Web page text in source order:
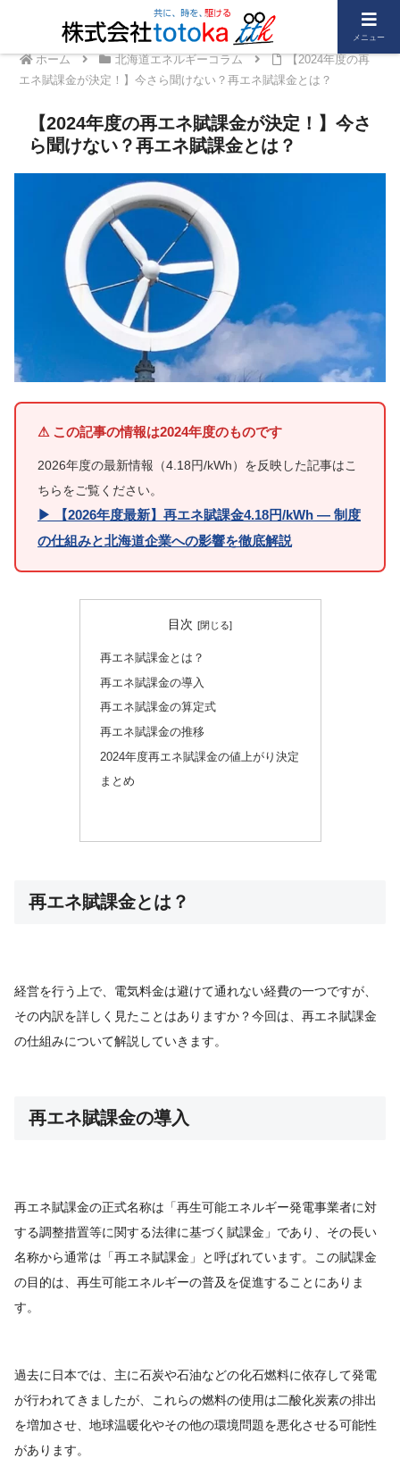
ホーム 北海道エネルギーコラム
【2024年度の再
エネ賦課金が決定！】今さら聞けない？再エネ賦課金とは？
【2024年度の再エネ賦課金が決定！】今さ
ら聞けない？再エネ賦課金とは？
⚠ この記事の情報は2024年度のものです
2026年度の最新情報（4.18円/kWh）を反映した記事はこ
ちらをご覧ください。
▶ 【2026年度最新】再エネ賦課金4.18円/kWh ― 制度
の仕組みと北海道企業への影響を徹底解説
目次
再エネ賦課金とは？
再エネ賦課金の導入
再エネ賦課金の算定式
再エネ賦課金の推移
2024年度再エネ賦課金の値上がり決定
まとめ
再エネ賦課金とは？
経営を行う上で、電気料金は避けて通れない経費の一つですが、
その内訳を詳しく見たことはありますか？今回は、再エネ賦課金
の仕組みについて解説していきます。
再エネ賦課金の導入
再エネ賦課金の正式名称は「再生可能エネルギー発電事業者に対
する調整措置等に関する法律に基づく賦課金」であり、その長い
名称から通常は「再エネ賦課金」と呼ばれています。この賦課金
の目的は、再生可能エネルギーの普及を促進することにありま
す。
過去に日本では、主に石炭や石油などの化石燃料に依存して発電
が行われてきましたが、これらの燃料の使用は二酸化炭素の排出
を増加させ、地球温暖化やその他の環境問題を悪化させる可能性
があります。
メニュー